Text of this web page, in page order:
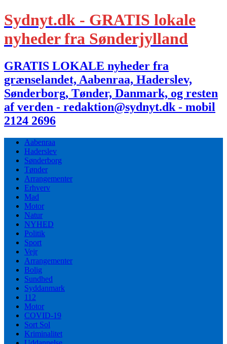
Sydnyt.dk - GRATIS lokale
nyheder fra Sønderjylland
GRATIS LOKALE nyheder fra
grænselandet, Aabenraa, Haderslev,
Sønderborg, Tønder, Danmark, og resten
af verden - redaktion@sydnyt.dk - mobil
2124 2696
Aabenraa
Haderslev
Sønderborg
Tønder
Arrangementer
Erhverv
Mad
Motor
Natur
NYHED
Politik
Sport
Vejr
Arrangementer
Bolig
Sundhed
Syddanmark
112
Motor
COVID-19
Sort Sol
Kriminalitet